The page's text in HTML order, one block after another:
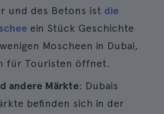
und des Betons ist die
ein Stück Geschichte
Moscheen in Dubai,
für Touristen öffnet.
andere Märkte: Dubais
befinden sich in der